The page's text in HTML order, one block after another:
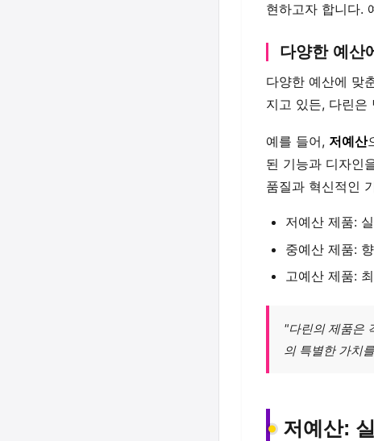
현하고자 합니다.
다양한 예산
다양한 예산에 맞
지고 있든, 다린은
예를 들어, 저예산
된 기능과 디자인
품질과 혁신적인
저예산 제품:
중예산 제품:
고예산 제품:
"다린의 제품은
의 특별한 가치
저예산: